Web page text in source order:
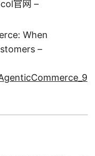
官网 –
When
–